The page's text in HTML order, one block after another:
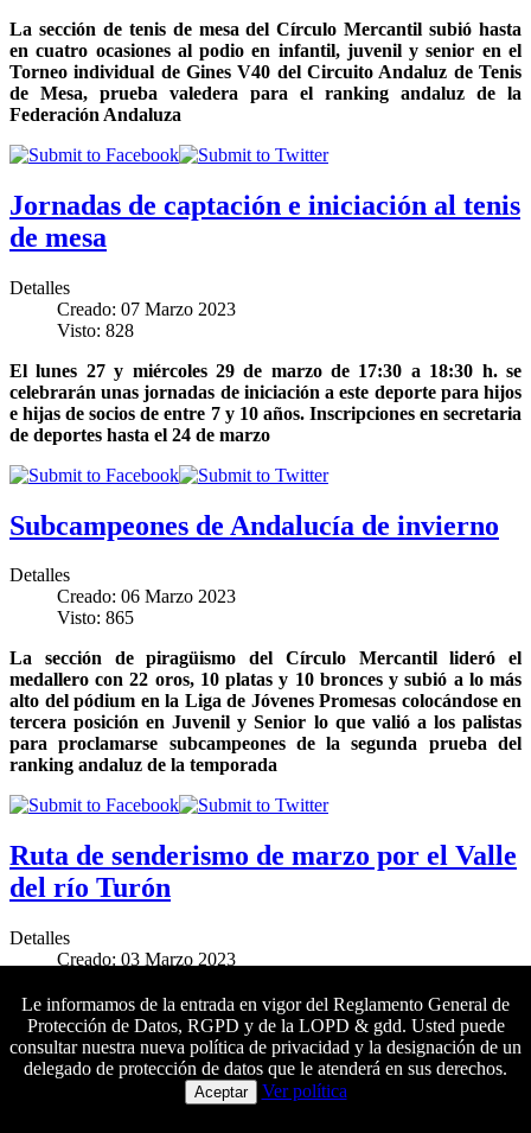
La sección de tenis de mesa del Círculo Mercantil subió hasta
en cuatro ocasiones al podio en infantil, juvenil y senior en el
Torneo individual de Gines V40 del Circuito Andaluz de Tenis
de Mesa, prueba valedera para el ranking andaluz de la
Federación Andaluza
Jornadas de captación e iniciación al tenis
de mesa
Detalles
Creado: 07 Marzo 2023
Visto: 828
El lunes 27 y miércoles 29 de marzo de 17:30 a 18:30 h. se
celebrarán unas jornadas de iniciación a este deporte para hijos
e hijas de socios de entre 7 y 10 años. Inscripciones en secretaria
de deportes hasta el 24 de marzo
Subcampeones de Andalucía de invierno
Detalles
Creado: 06 Marzo 2023
Visto: 865
La sección de piragüismo del Círculo Mercantil lideró el
medallero con 22 oros, 10 platas y 10 bronces y subió a lo más
alto del pódium en la Liga de Jóvenes Promesas colocándose en
tercera posición en Juvenil y Senior lo que valió a los palistas
para proclamarse subcampeones de la segunda prueba del
ranking andaluz de la temporada
Ruta de senderismo de marzo por el Valle
del río Turón
Detalles
Creado: 03 Marzo 2023
El próximo sábado 25 de marzo se llevará a cabo una nueva
salida de senderismo de dificultad mediaal Parque Nacional de
la Sierra de las Nieves. Las inscripciones se pueden formalizar
del 3 al 24 de marzoColaboradores principales
Le informamos de la entrada en vigor del Reglamento General de
Protección de Datos, RGPD y de la LOPD & gdd. Usted puede
consultar nuestra nueva política de privacidad y la designación de un
delegado de protección de datos que le atenderá en sus derechos.
Aceptar Ver política